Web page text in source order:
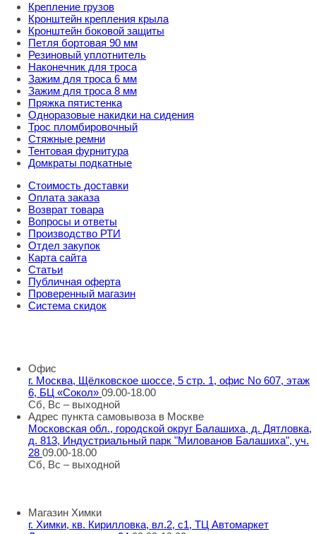
Крепление грузов
Кронштейн крепления крыла
Кронштейн боковой защиты
Петля бортовая 90 мм
Резиновый уплотнитель
Наконечник для троса
Зажим для троса 6 мм
Зажим для троса 8 мм
Пряжка пятистенка
Одноразовые накидки на сидения
Трос пломбировочный
Стяжные ремни
Тентовая фурнитура
Домкраты подкатные
Стоимость доставки
Оплата заказа
Возврат товара
Вопросы и ответы
Производство РТИ
Отдел закупок
Карта сайта
Статьи
Публичная оферта
Проверенный магазин
Система скидок
Офис
г. Москва, Щёлковское шоссе, 5 стр. 1, офис No 607, этаж
6, БЦ «Сокол» 09.00-18.00
Сб, Вс – выходной
Адрес пункта самовывоза в Москве
Московская обл., городской округ Балашиха, д. Дятловка,
д. 813, Индустриальный парк "Милованов Балашиха", уч.
28 09.00-18.00
Сб, Вс – выходной
Магазин Химки
г. Химки, кв. Кирилловка, вл.2, с1, ТЦ Автомаркет